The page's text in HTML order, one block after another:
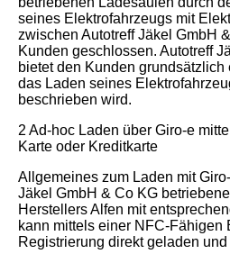
seines Elektrofahrzeugs mit
zwischen Autotreff Jäkel GmbH
Kunden geschlossen. Autotreff
bietet den Kunden
das Laden seines
beschrieben wird.
2 Ad-hoc Laden über Giro-e
Karte oder Kreditkarte
Allgemeines zum Laden mit
Jäkel GmbH & Co KG
Herstellers Alfen mit
kann mittels einer NFC-Fähigen
Registrierung direkt geladen